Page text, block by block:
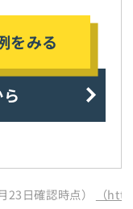
をみる
日確認時点） （